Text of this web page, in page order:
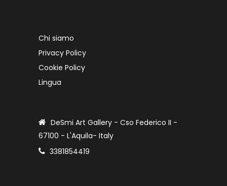
Chi siamo
Privacy Policy
Cookie Policy
Lingua
DeSmi Art Gallery - Cso Federico II -
67100 - L'Aquila- Italy
3381854419